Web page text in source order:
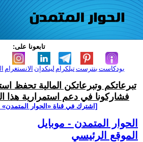
تابعونا على:
الانستغرام لينكدإن تيلكرامبنترست بودكاست
تبرعاتكم وتبرعاتكن المالية تحفظ
فشاركونا في دعم استمرارية هذا
[اشترك في قناة ‫«الحوار المتمدن»
الحوار المتمدن - موبايل
الموقع الرئيسي